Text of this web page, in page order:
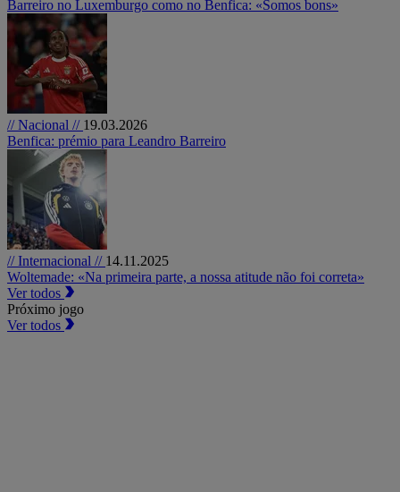
Barreiro no Luxemburgo como no Benfica: «Somos bons»
// Nacional // 19.03.2026
Benfica: prémio para Leandro Barreiro
// Internacional // 14.11.2025
Woltemade: «Na primeira parte, a nossa atitude não foi correta»
Ver todos
Próximo jogo
Ver todos